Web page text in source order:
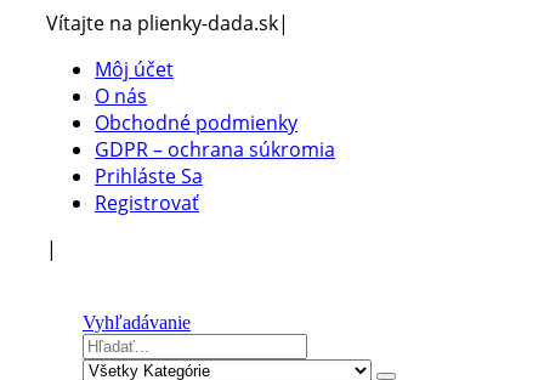
Vítajte na plienky-dada.sk|
Môj účet
O nás
Obchodné podmienky
GDPR – ochrana súkromia
Prihláste Sa
Registrovať
|
Vyhľadávanie